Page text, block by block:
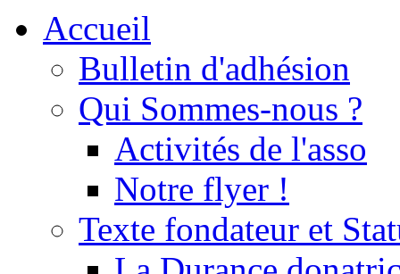
Accueil
Bulletin d'adhésion
Qui Sommes-nous ?
Activités de l'asso
Notre flyer !
Texte fondateur et